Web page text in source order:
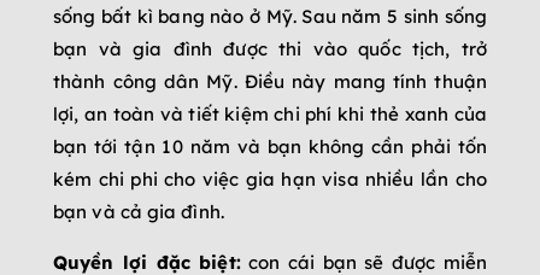
sống bất kì bang nào ở Mỹ. Sau năm 5 sinh sống
bạn và gia đình được thi vào quốc tịch, trở
thành công dân Mỹ. Điều này mang tính thuận
lợi, an toàn và tiết kiệm chi phí khi thẻ xanh của
bạn tới tận 10 năm và bạn không cần phải tốn
kém chi phi cho việc gia hạn visa nhiều lần cho
bạn và cả gia đình.
Quyền lợi đặc biệt:con cái bạn sẽ được miễn